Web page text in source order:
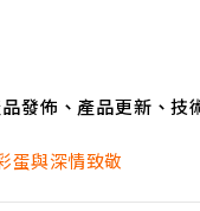
發佈、產品更新、技
蛋與深情致敬